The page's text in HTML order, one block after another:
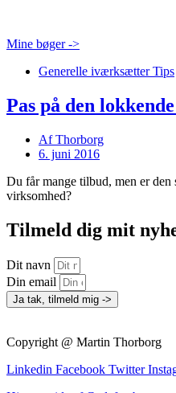
Mine bøger ->
Generelle iværksætter Tips
Pas på den
AfThorborg
6. juni 2016
Du får mange tilbud, men er den
virksomhed?
Tilmeld dig mit
Dit navn
Din email
Ja tak, tilmeld mig ->
Copyright @ Martin Thorborg
Linkedin Facebook Twitter